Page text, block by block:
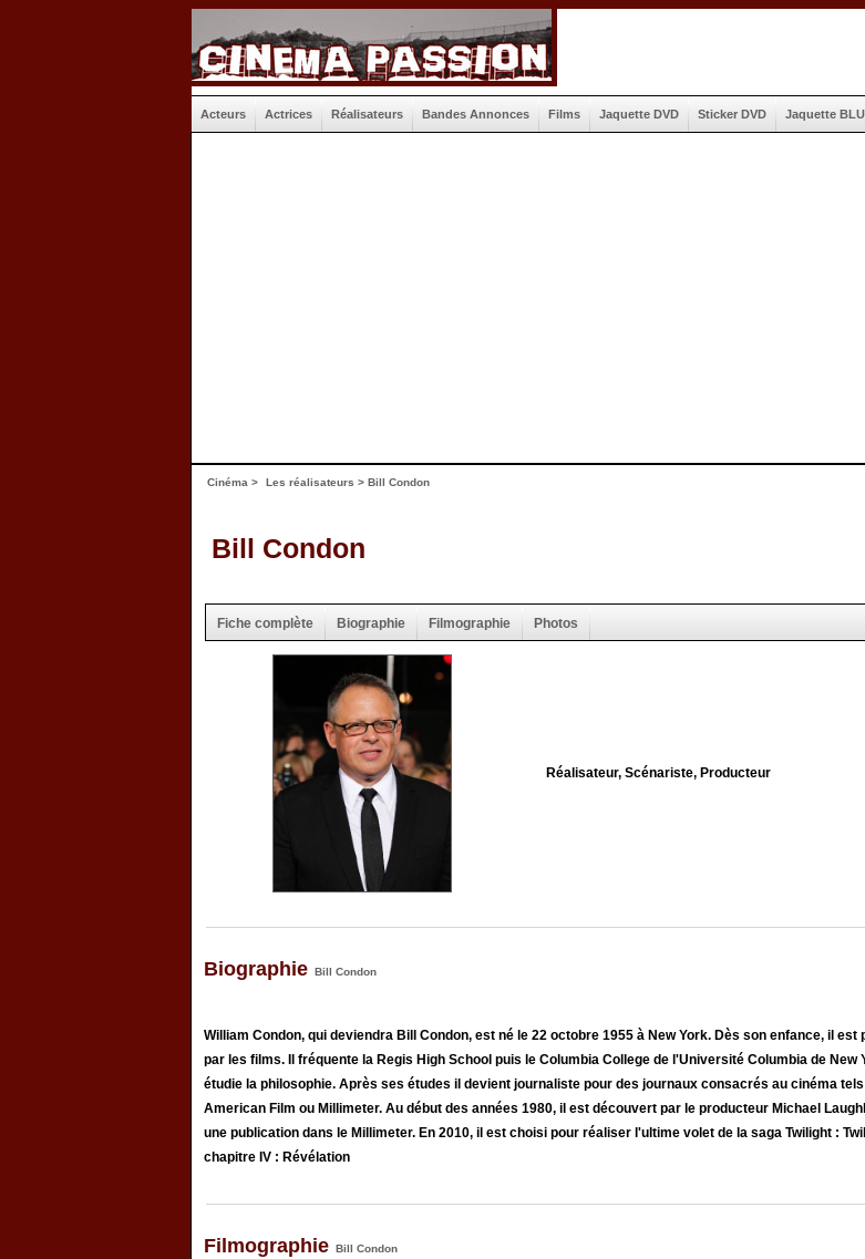
Acteurs Actrices Réalisateurs Bandes Annonces Films Jaquette DVD Sticker DVD Jaquette
Cinéma > Les réalisateurs > Bill Condon
Bill Condon
Fiche complète Biographie Filmographie Photos
Réalisateur, Scénariste, Producteur
Biographie Bill Condon
William Condon, qui deviendra Bill Condon, est né le 22 octobre 1955 à New York. Dès son enfance, il est
par les films. Il fréquente la Regis High School puis le Columbia College de l'Université Columbia de New
étudie la philosophie. Après ses études il devient journaliste pour des journaux consacrés au cinéma
American Film ou Millimeter. Au début des années 1980, il est découvert par le producteur Michael
une publication dans le Millimeter. En 2010, il est choisi pour réaliser l'ultime volet de la saga Twilight :
chapitre IV : Révélation
Filmographie Bill Condon